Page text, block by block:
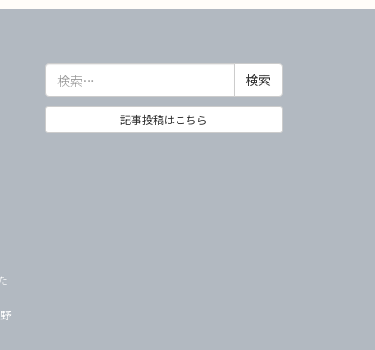
索:
記事投稿はこちら